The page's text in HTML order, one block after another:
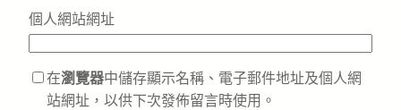
個人網站網址
在瀏覽器中儲存顯示名稱、電子郵件地址及個人網
站網址，以供下次發佈留言時使用。